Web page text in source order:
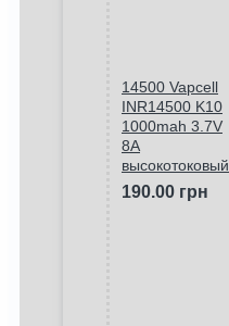
14500 Vapcell
INR14500 K10
1000mah 3.7V
8A
высокотоковый
190.00 грн